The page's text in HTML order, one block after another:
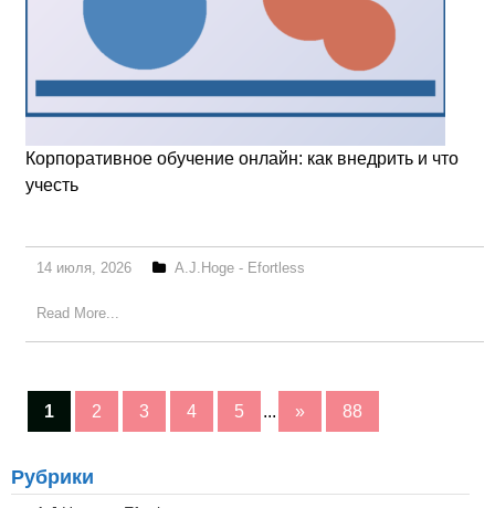
Корпоративное обучение онлайн: как внедрить и что
учесть
14 июля, 2026 A.J.Hoge - Efortless
Read More...
1 2 3 4 5 ... » 88
Рубрики